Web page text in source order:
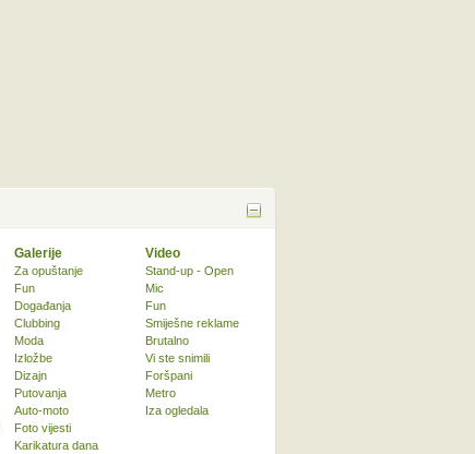
Galerije
Za opuštanje
Fun
Događanja
Clubbing
Moda
Izložbe
Dizajn
Putovanja
Auto-moto
Foto vijesti
Karikatura dana
Video
Stand-up - Open
Mic
Fun
Smiješne reklame
Brutalno
Vi ste snimili
Foršpani
Metro
Iza ogledala